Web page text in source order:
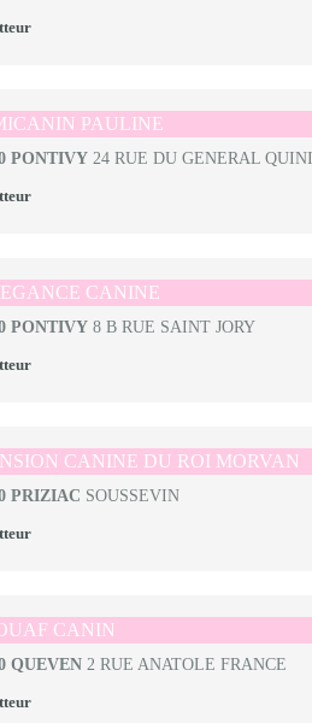
PAULINE
PONTIVY 24 RUE DU GENERAL
CANINE
PONTIVY 8 B RUE SAINT JORY
CANINE DU ROI MORVAN
PRIZIAC SOUSSEVIN
CANIN
QUEVEN 2 RUE ANATOLE FRANCE